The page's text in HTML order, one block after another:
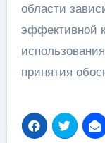
области
эффективной
принятия